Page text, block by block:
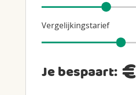
Verwachte verkoopprijs
Vergelijkingstarief
Vergelijkingstarief
Je bespaart: €